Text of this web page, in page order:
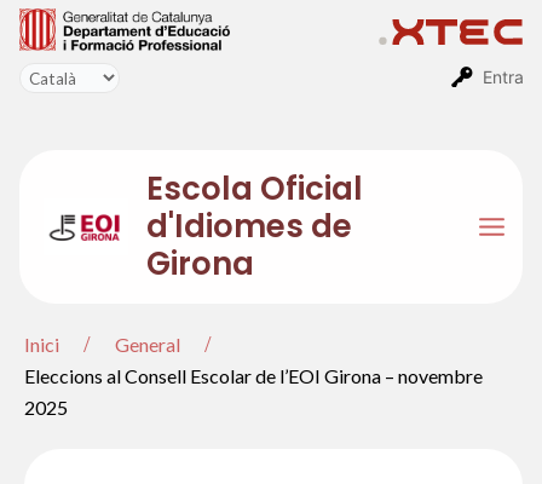
Entra
Vés
contingut
Escola Oficial
d'Idiomes de
Girona
Inici
General
Eleccions al Consell Escolar de l’EOI Girona – novembre
2025